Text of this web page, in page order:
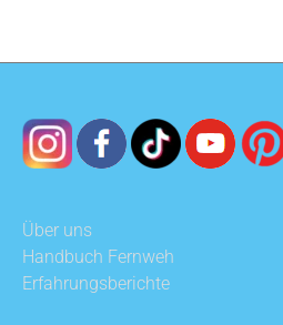
Über uns
Handbuch Fernweh
Erfahrungsberichte